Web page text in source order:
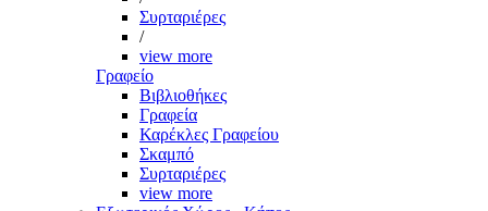
Συρταριέρες
/
view more
Γραφείο
Βιβλιοθήκες
Γραφεία
Καρέκλες Γραφείου
Σκαμπό
Συρταριέρες
view more